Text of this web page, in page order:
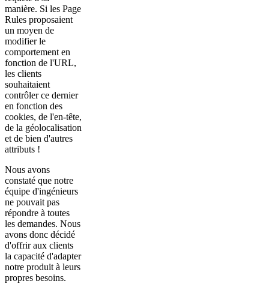
manière. Si les Page
Rules proposaient
un moyen de
modifier le
comportement en
fonction de l'URL,
les clients
souhaitaient
contrôler ce dernier
en fonction des
cookies, de l'en-tête,
de la géolocalisation
et de bien d'autres
attributs !
Nous avons
constaté que notre
équipe d'ingénieurs
ne pouvait pas
répondre à toutes
les demandes. Nous
avons donc décidé
d'offrir aux clients
la capacité d'adapter
notre produit à leurs
propres besoins.